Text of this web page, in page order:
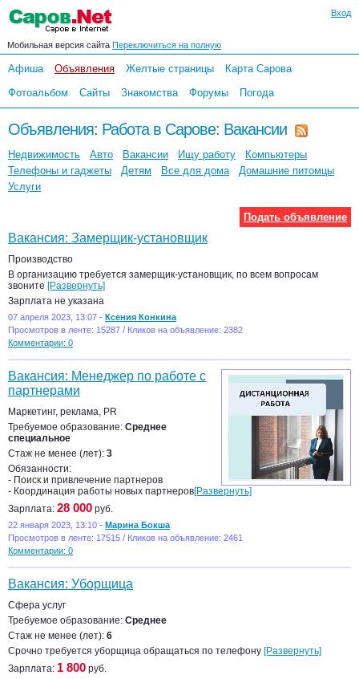
Вход
Мобильная версия сайта Переключиться на полную
Афиша Объявления Желтые страницы
Карта Сарова
Фотоальбом
Сайты Знакомства Форумы Погода
Объявления: Работа в Сарове: Вакансии
Недвижимость Авто Вакансии Ищу работу
Компьютеры
Телефоны и гаджеты
Детям Все для дома
Домашние питомцы
Услуги
Подать объявление
Вакансия: Замерщик-установщик
Производство
В организацию требуется замерщик-установщик, по всем вопросам
звоните [Развернуть]
Зарплата не указана
07 апреля 2023, 13:07 - Ксения Конкина
Просмотров в ленте: 15287 / Кликов на объявление: 2382
Комментарии: 0
Вакансия: Менеджер по работе с
партнерами
Маркетинг, реклама, PR
Требуемое образование: Среднее
специальное
Стаж не менее (лет): 3
Обязанности:
- Поиск и привлечение партнеров
- Координация работы новых партнеров[Развернуть]
Зарплата: 28 000 руб.
22 января 2023, 13:10 - Марина Бокша
Просмотров в ленте: 17515 / Кликов на объявление: 2461
Комментарии: 0
Вакансия: Уборщица
Сфера услуг
Требуемое образование: Среднее
Стаж не менее (лет): 6
Срочно требуется уборщица обращаться по телефону [Развернуть]
Зарплата: 1 800 руб.